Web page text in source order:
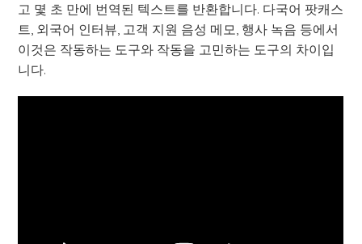
고 몇 초 만에 번역된 텍스트를 반환합니다. 다국어 팟캐스
트, 외국어 인터뷰, 고객 지원 음성 메모, 행사 녹음 등에서
이것은 작동하는 도구와 작동을 고민하는 도구의 차이입
니다.